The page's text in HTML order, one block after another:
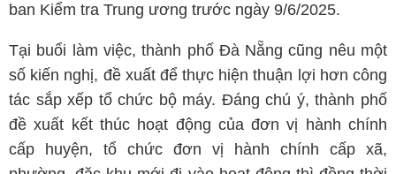
ban Kiểm tra Trung ương trước ngày 9/6/2025.
Tại buổi làm việc, thành phố Đà Nẵng cũng nêu một
số kiến nghị, đề xuất để thực hiện thuận lợi hơn công
tác sắp xếp tổ chức bộ máy. Đáng chú ý, thành phố
đề xuất kết thúc hoạt động của đơn vị hành chính
cấp huyện, tổ chức đơn vị hành chính cấp xã,